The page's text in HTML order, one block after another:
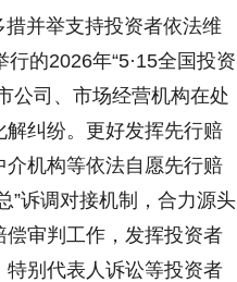
并举支持投资者依法维
的2026年“5·15全国投资
公司、市场经营机构在处
纠纷。更好发挥先行赔
机构等依法自愿先行赔
”诉调对接机制，合力源头
审判工作，发挥投资者
别代表人诉讼等投资者